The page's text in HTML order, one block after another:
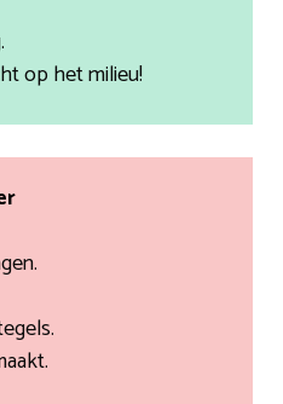
op het milieu!